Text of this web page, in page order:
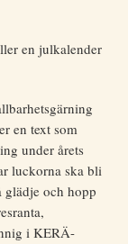
en julkalender
en text som
under årets
luckorna ska bli
glädje och hopp
i KERÄ-